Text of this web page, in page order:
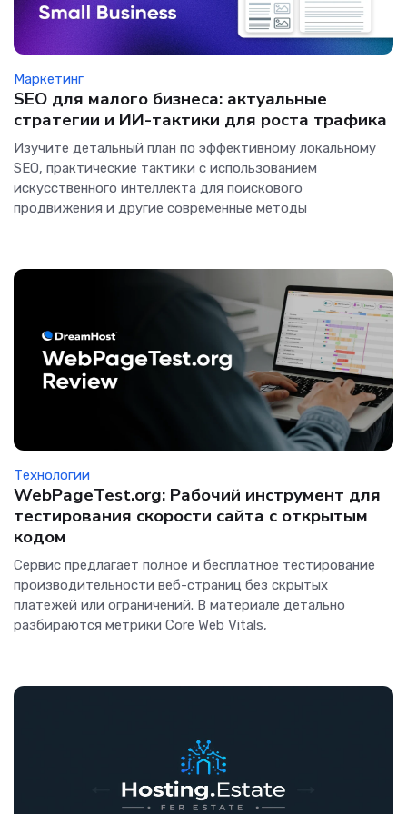
Маркетинг
SEO для малого бизнеса: актуальные
стратегии и ИИ-тактики для роста трафика
Изучите детальный план по эффективному локальному
SEO, практические тактики с использованием
искусственного интеллекта для поискового
продвижения и другие современные методы
Технологии
WebPageTest.org: Рабочий инструмент для
тестирования скорости сайта с открытым
кодом
Сервис предлагает полное и бесплатное тестирование
производительности веб-страниц без скрытых
платежей или ограничений. В материале детально
разбираются метрики Core Web Vitals,